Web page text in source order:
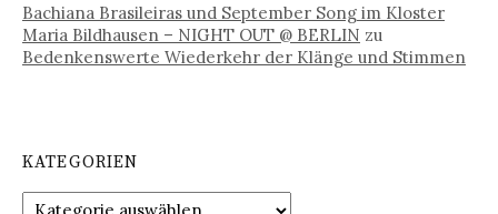
Bachiana Brasileiras und September Song im Kloster
Maria Bildhausen – NIGHT OUT @ BERLIN zu
Bedenkenswerte Wiederkehr der Klänge und Stimmen
KATEGORIEN
Kategorien